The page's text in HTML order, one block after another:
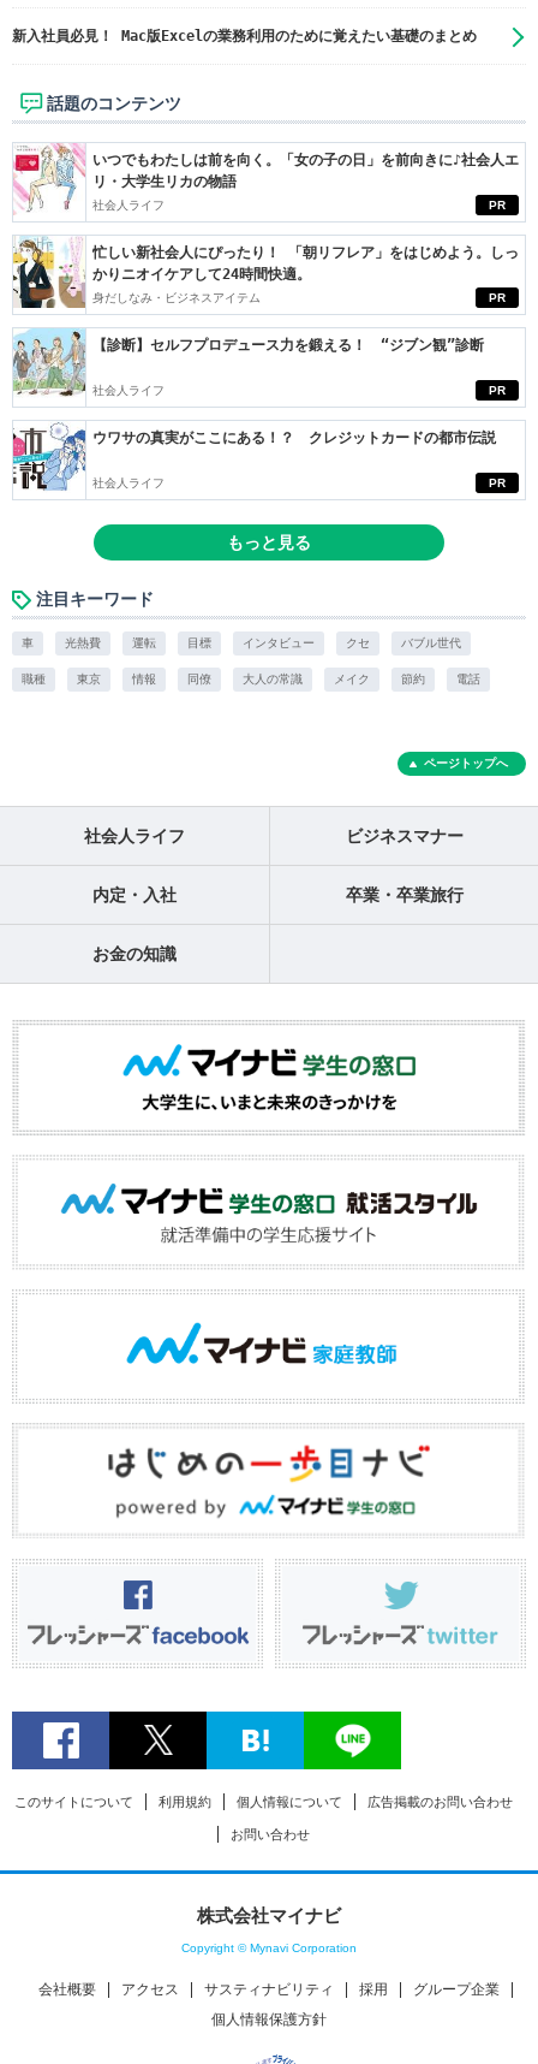
新入社員必見！ Mac版Excelの業務利用のために覚えたい基礎のまとめ
話題のコンテンツ
PR
いつでもわたしは前を向く。「女の子の日」を前向きに♪社会人エ
リ・大学生リカの物語
社会人ライフ
PR
忙しい新社会人にぴったり！ 「朝リフレア」をはじめよう。しっ
かりニオイケアして24時間快適。
身だしなみ・ビジネスアイテム
PR
【診断】セルフプロデュース力を鍛える！ “ジブン観”診断
社会人ライフ
PR
ウワサの真実がここにある！？ クレジットカードの都市伝説
社会人ライフ
もっと見る
注目キーワード
車 光熱費 運転 目標 インタビュー クセ バブル世代
職種 東京 情報 同僚 大人の常識 メイク 節約 電話
ページトップへ
社会人ライフ ビジネスマナー
内定・入社 卒業・卒業旅行
お金の知識
このサイトについて 利用規約 個人情報について 広告掲載のお問い合わせ
お問い合わせ
株式会社マイナビ
Copyright © Mynavi Corporation
会社概要 アクセス サスティナビリティ 採用
グループ企業
個人情報保護方針